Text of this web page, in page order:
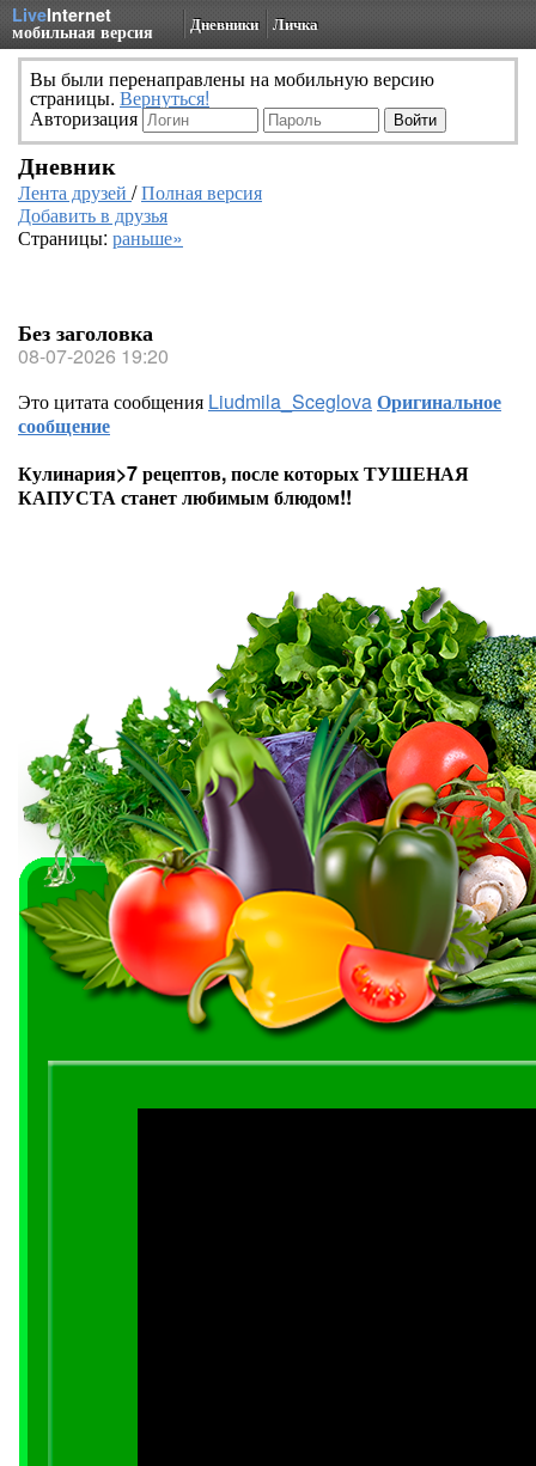
LiveInternet
мобильная версия Дневники Личка
Вы были перенаправлены на мобильную версию
страницы. Вернуться!
Авторизация
Дневник
Лента друзей /Полная версия
Добавить в друзья
Страницы: раньше»
Без заголовка
08-07-2026 19:20
Это цитата сообщения Liudmila_SceglovaОригинальное
сообщение
Кулинария>7 рецептов, после которых ТУШЕНАЯ
КАПУСТА станет любимым блюдом!!